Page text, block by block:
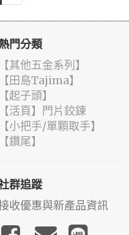
門分類
【其他五金系列】
【田島Tajima】
【起子頭】
【活頁】門片鉸鍊
【小把手/單顆取手】
【鑽尾】
群追蹤
收優惠與新產品資訊